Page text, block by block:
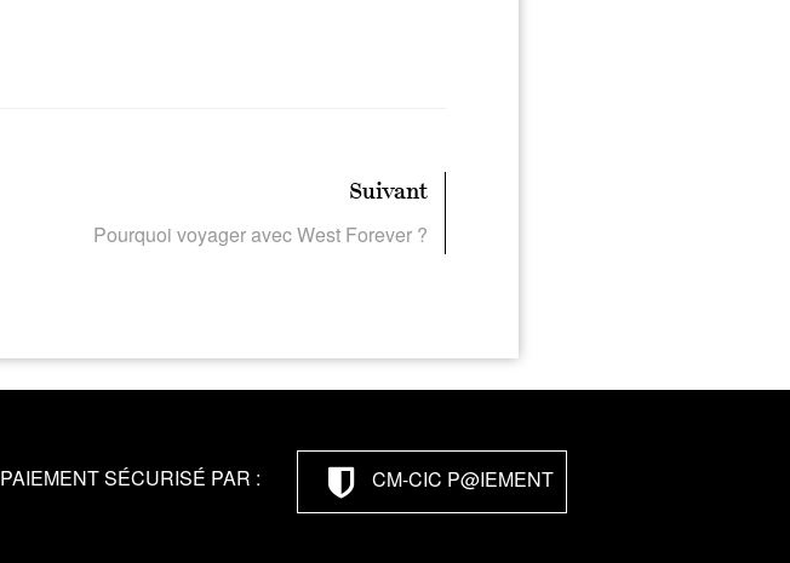
Suivant
Pourquoi voyager avec West Forever ?
PAIEMENT SÉCURISÉ PAR : CM-CIC P@IEMENT